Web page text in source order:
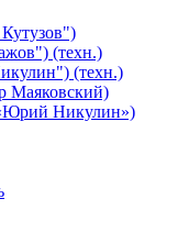
(техн.)
(техн.)
Маяковский)
Никулин»)